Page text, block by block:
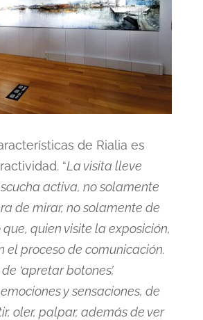
de Rialia es
“La visita lleve
activa, no solamente
de mirar, no solamente de
quien visite la exposición,
el proceso de comunicación.
‘apretar botones’,
y sensaciones, de
oler, palpar, además de ver